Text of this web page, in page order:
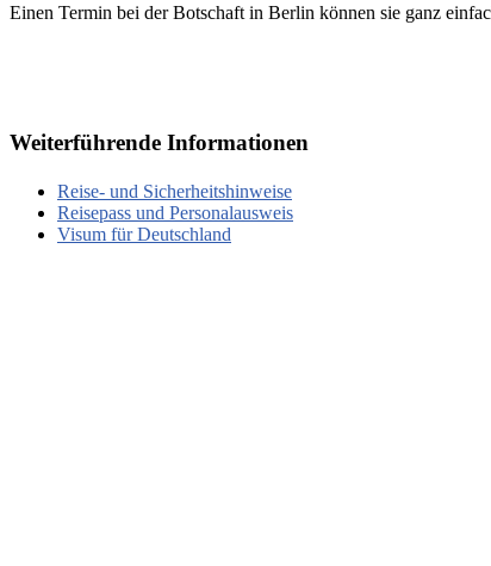
Einen Termin bei der Botschaft in Berlin können sie ganz
Weiterführende Informationen
Reise- und Sicherheitshinweise
Reisepass und Personalausweis
Visum für Deutschland